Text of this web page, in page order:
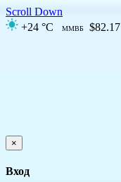
Scroll Down
+24 °C
ММВБ $82.17
×
Вход